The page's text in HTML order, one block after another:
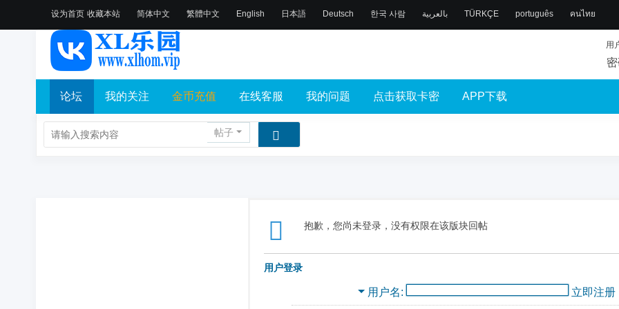
设为首页 收藏本站 简体中文 繁體中文 English 日本語 Deutsch 한국 사람 بالعربية TÜRKÇE português คนไทย
用
论坛 我的关注 金币充值 在线客服 我的问题 点击获取卡密 APP下载
帖子
抱歉，您尚未登录，没有权限在该版块回帖
用户登录
用户名 立即注册